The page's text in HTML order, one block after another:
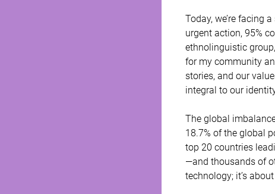
Today, we’re facing
urgent action, 95%
ethnolinguistic
for my community
stories, and our
integral to our
The global
18.7% of the global
top 20 countries
—and thousands of
technology; it’s